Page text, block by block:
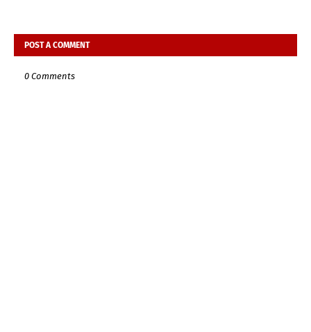
POST A COMMENT
0 Comments